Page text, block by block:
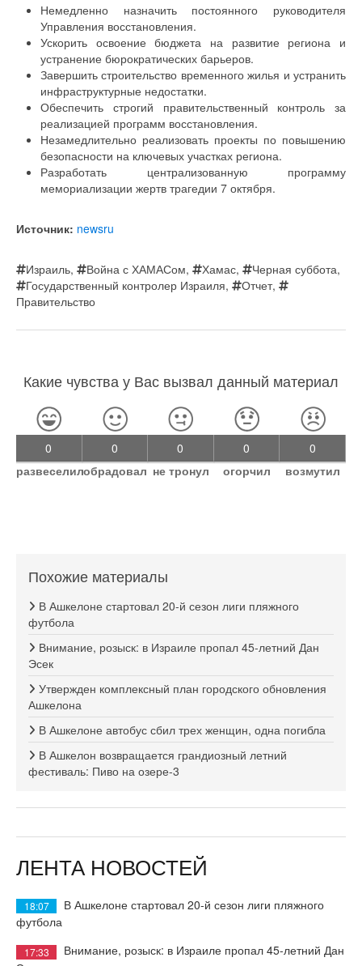
Немедленно назначить постоянного руководителя
Управления восстановления.
Ускорить освоение бюджета на развитие региона и
устранение бюрократических барьеров.
Завершить строительство временного жилья и устранить
инфраструктурные недостатки.
Обеспечить строгий правительственный контроль за
реализацией программ восстановления.
Незамедлительно реализовать проекты по повышению
безопасности на ключевых участках региона.
Разработать централизованную программу
мемориализации жертв трагедии 7 октября.
Источник: newsru
Израиль, Война с ХАМАСом, Хамас, Черная суббота,
Государственный контролер Израиля, Отчет,
Правительство
Какие чувства у Вас вызвал данный материал
0
развеселил
0
обрадовал
0
не тронул
0
огорчил
0
возмутил
Похожие материалы
В Ашкелоне стартовал 20-й сезон лиги пляжного
футбола
Внимание, розыск: в Израиле пропал 45-летний Дан
Эсек
Утвержден комплексный план городского обновления
Ашкелона
В Ашкелоне автобус сбил трех женщин, одна погибла
В Ашкелон возвращается грандиозный летний
фестиваль: Пиво на озере-3
ЛЕНТА НОВОСТЕЙ
18:07
В Ашкелоне стартовал 20-й сезон лиги пляжного
футбола
17:33
Внимание, розыск: в Израиле пропал 45-летний Дан